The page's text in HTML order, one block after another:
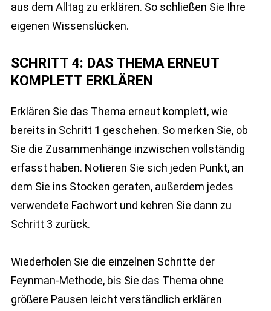
aus dem Alltag zu erklären. So schließen Sie Ihre
eigenen Wissenslücken.
SCHRITT 4: DAS THEMA ERNEUT
KOMPLETT ERKLÄREN
Erklären Sie das Thema erneut komplett, wie
bereits in Schritt 1 geschehen. So merken Sie, ob
Sie die Zusammenhänge inzwischen vollständig
erfasst haben. Notieren Sie sich jeden Punkt, an
dem Sie ins Stocken geraten, außerdem jedes
verwendete Fachwort und kehren Sie dann zu
Schritt 3 zurück.
Wiederholen Sie die einzelnen Schritte der
Feynman-Methode, bis Sie das Thema ohne
größere Pausen leicht verständlich erklären